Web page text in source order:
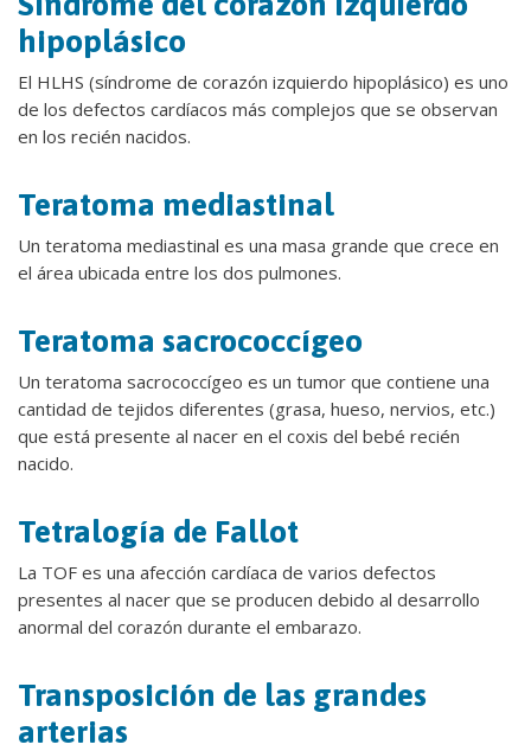
hipoplásico
El HLHS (síndrome de corazón izquierdo hipoplásico) es uno
de los defectos cardíacos más complejos que se observan
en los recién nacidos.
Teratoma mediastinal
Un teratoma mediastinal es una masa grande que crece en
el área ubicada entre los dos pulmones.
Teratoma sacrococcígeo
Un teratoma sacrococcígeo es un tumor que contiene una
cantidad de tejidos diferentes (grasa, hueso, nervios, etc.)
que está presente al nacer en el coxis del bebé recién
nacido.
Tetralogía de Fallot
La TOF es una afección cardíaca de varios defectos
presentes al nacer que se producen debido al desarrollo
anormal del corazón durante el embarazo.
Transposición de las grandes
arterias